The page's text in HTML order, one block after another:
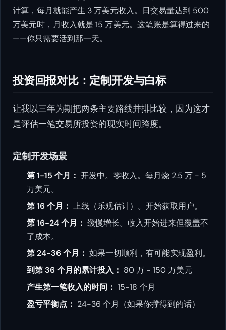
计算，每月就能产生 3 万美元收入。日交易量达到 500
万美元时，月收入就是 15 万美元。这笔账是算得过来的
——你只需要活到那一天。
投资回报对比：定制开发与白标
让我以三年为期把两条主要路线并排比较，因为这才
是评估一笔交易所投资的现实时间跨度。
定制开发场景
第 1-15 个月： 开发中。零收入。每月烧 2.5 万 - 5
万美元。
第 16 个月： 上线（乐观估计）。开始获取用户。
第 16-24 个月： 缓慢增长。收入开始进来但覆盖不
了成本。
第 24-36 个月： 如果一切顺利，有可能实现盈利。
到第 36 个月的累计投入： 80 万 - 150 万美元
产生第一笔收入的时间： 15-18 个月
盈亏平衡点： 24-36 个月（如果你撑得到的话）